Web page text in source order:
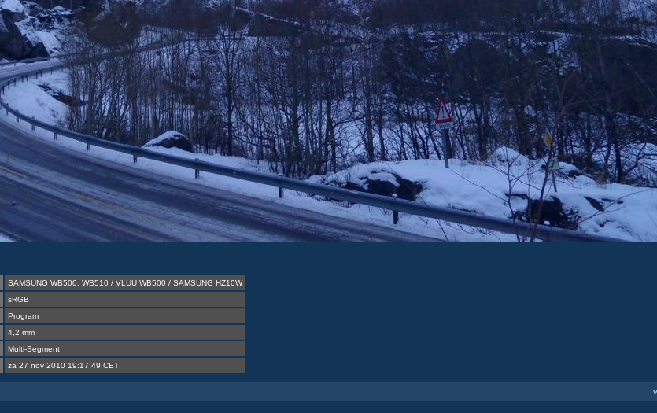
SAMSUNG WB500, WB510 / VLUU WB500 / SAMSUNG HZ10W
sRGB
Program
4,2 mm
Multi-Segment
za 27 nov 2010 19:17:49 CET